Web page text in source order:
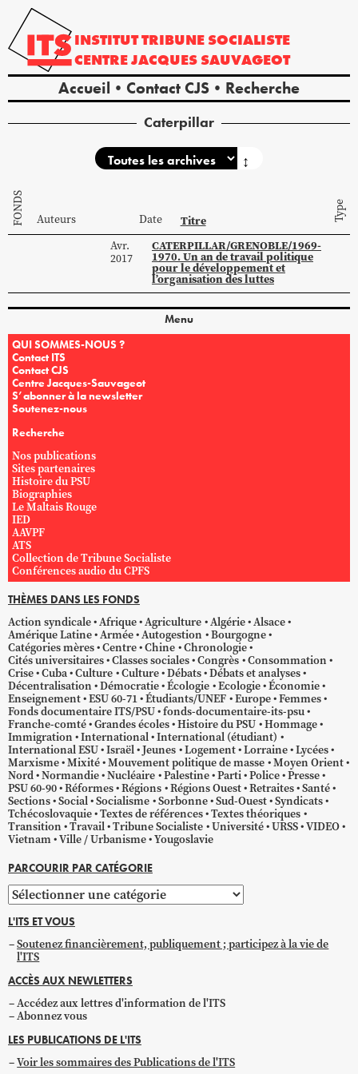
INSTITUTTRIBUNE SOCIALISTE
CENTREJACQUES SAUVAGEOT
Accueil Contact CJS Recherche
Caterpillar
↕
FONDS Auteurs Date Titre Type
Avr.
2017
CATERPILLAR/GRENOBLE/1969-
1970. Un an de travail politique
pour le développement et
l’organisation des luttes
Menu
QUI SOMMES-NOUS ?
Contact ITS
Contact CJS
Centre Jacques-Sauvageot
S’abonner à la newsletter
Soutenez-nous
Recherche
Nos publications
Sites partenaires
Histoire du PSU
Biographies
Le Maltais Rouge
IED
AAVPF
ATS
Collection de Tribune Socialiste
Conférences audio du CPFS
THÈMES DANS LES FONDS
Action syndicale Afrique Agriculture Algérie Alsace
Amérique Latine Armée Autogestion
Bourgogne
Catégories mères Centre Chine Chronologie
Cités universitaires Classes sociales Congrès Consommation
Crise Cuba Culture Culture Débats Débats et analyses
Décentralisation Démocratie Écologie Ecologie Économie
Enseignement ESU 60-71 Étudiants/UNEF Europe Femmes
Fonds documentaire ITS/PSU fonds-documentaire-its-psu
Franche-comté Grandes écoles Histoire du PSU Hommage
Immigration International International (étudiant)
International ESU Israël Jeunes Logement Lorraine Lycées
Marxisme Mixité Mouvement politique de masse Moyen Orient
Nord Normandie Nucléaire Palestine Parti Police Presse
PSU 60-90 Réformes Régions Régions Ouest Retraites Santé
Sections Social Socialisme Sorbonne Sud-Ouest Syndicats
Tchécoslovaquie Textes de références Textes théoriques
Transition Travail Tribune Socialiste Université URSS VIDEO
Vietnam Ville / Urbanisme Yougoslavie
PARCOURIR PAR CATÉGORIE
Parcourir
par
catégorie
L'ITS ET VOUS
Soutenez financièrement, publiquement ; participez à la vie de
l'ITS
ACCÈS AUX NEWLETTERS
Accédez aux lettres d'information de l'ITS
Abonnez vous
LES PUBLICATIONS DE L'ITS
Voir les sommaires des Publications de l'ITS